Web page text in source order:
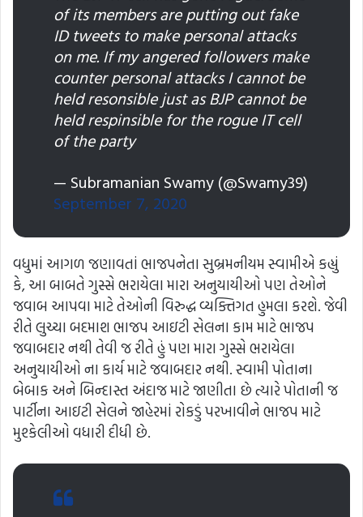
of its members are putting out fake
ID tweets to make personal attacks
on me. If my angered followers make
counter personal attacks I cannot be
held resonsible just as BJP cannot be
held respinsible for the rogue IT cell
of the party
— Subramanian Swamy (@Swamy39)
September 7, 2020
વધુમાં આગળ જણાવતાં ભાજપનેતા સુબ્રમનીયમ સ્વામીએ કહ્યું
કે, આ બાબતે ગુસ્સે ભરાયેલા મારા અનુયાયીઓ પણ તેઓને
જવાબ આપવા માટે તેઓની વિરુદ્ધ વ્યક્તિગત હુમલા કરશે. જેવી
રીતે લુચ્ચા બદમાશ ભાજપ આઇટી સેલના કામ માટે ભાજપ
જવાબદાર નથી તેવી જ રીતે હું પણ મારા ગુસ્સે ભરાયેલા
અનુયાયીઓ ના કાર્ય માટે જવાબદાર નથી. સ્વામી પોતાના
બેબાક અને બિન્દાસ્ત અંદાજ માટે જાણીતા છે ત્યારે પોતાની જ
પાર્ટીના આઇટી સેલને જાહેરમાં રોકડું પરખાવીને ભાજપ માટે
મુશ્કેલીઓ વધારી દીધી છે.